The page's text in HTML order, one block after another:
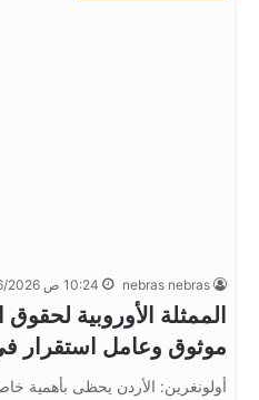
nebras nebras 10:24 ص 07/06/2026
الممثلة الأوروبية
موثوق وعامل استقرار
أولونغرين: الأردن يحظى بأهمية